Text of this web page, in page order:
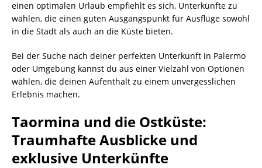
einen optimalen Urlaub empfiehlt es sich, Unterkünfte zu
wählen, die einen guten Ausgangspunkt für Ausflüge sowohl
in die Stadt als auch an die Küste bieten.
Bei der Suche nach deiner perfekten Unterkunft in Palermo
oder Umgebung kannst du aus einer Vielzahl von Optionen
wählen, die deinen Aufenthalt zu einem unvergesslichen
Erlebnis machen.
Taormina und die Ostküste:
Traumhafte Ausblicke und
exklusive Unterkünfte